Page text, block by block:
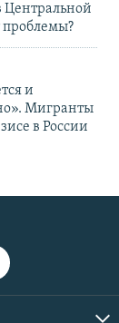
проблемы?
и
Мигранты
в России